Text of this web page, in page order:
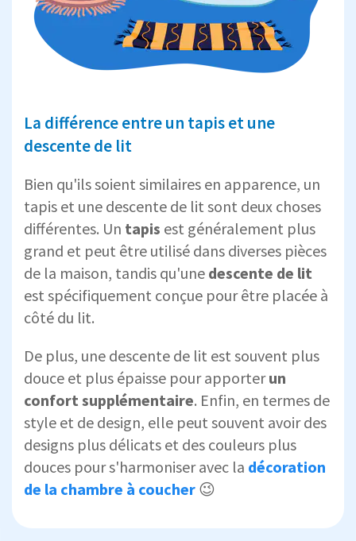
La différence entre un tapis et une
descente de lit
Bien qu'ils soient similaires en apparence, un
tapis et une descente de lit sont deux choses
différentes. Un tapis est généralement plus
grand et peut être utilisé dans diverses pièces
de la maison, tandis qu'une descente de lit
est spécifiquement conçue pour être placée à
côté du lit.
De plus, une descente de lit est souvent plus
douce et plus épaisse pour apporterun
confort supplémentaire. Enfin, en termes de
style et de design, elle peut souvent avoir des
designs plus délicats et des couleurs plus
douces pour s'harmoniser avec la décoration
de la chambre à coucher 😉